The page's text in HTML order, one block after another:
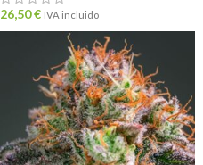
26,50€ IVA incluido